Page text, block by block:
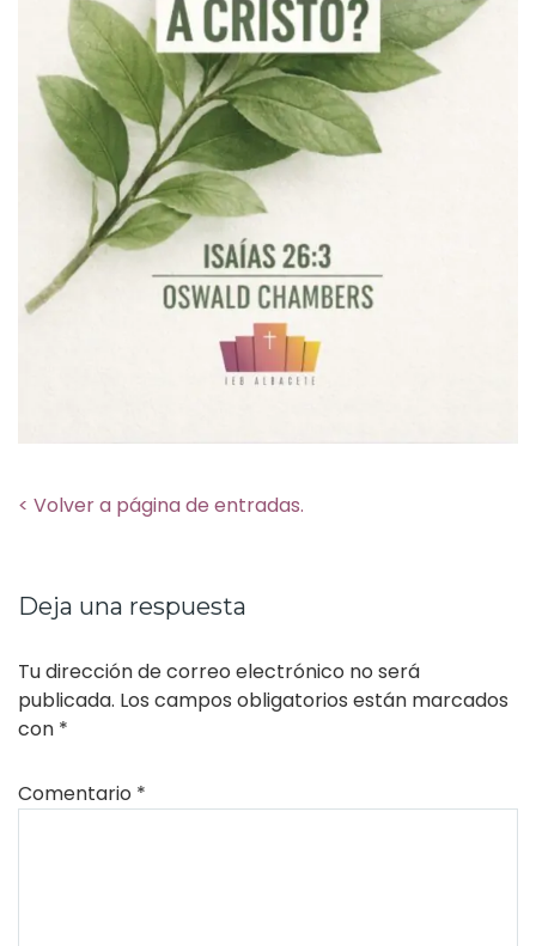
< Volver a página de entradas.
Deja una respuesta
Tu dirección de correo electrónico no será
publicada. Los campos obligatorios están marcados
con *
Comentario *